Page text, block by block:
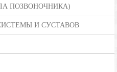
ПОЗВОНОЧНИКА)
И СУСТАВОВ